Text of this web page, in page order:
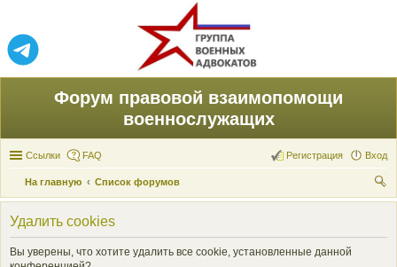
Форум правовой взаимопомощи
военнослужащих
Ссылки FAQ Вход
Регистрация
На главную
Список форумов
ои
Удалить cookies
Вы уверены, что хотите удалить все cookie, установленные данной